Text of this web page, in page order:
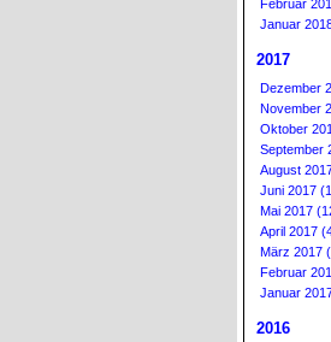
Februar
Januar
2017
Dezember
November
Oktober
September
August
Juni 2017
Mai 2017
April 2017
März 2017
Februar
Januar
2016